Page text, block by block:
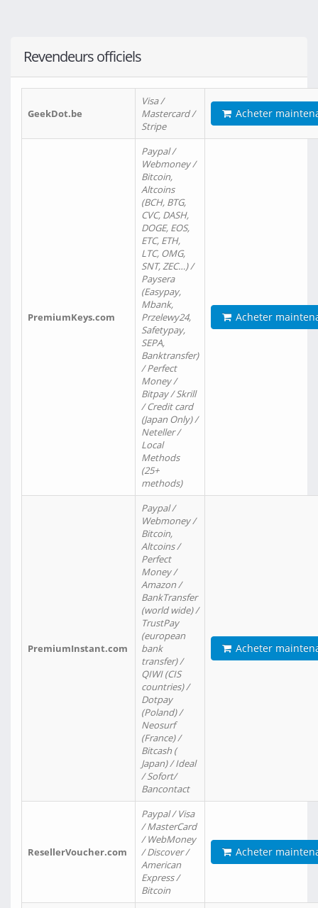
Revendeurs officiels
GeekDot.be
Visa /
Mastercard /
Stripe
Acheter
PremiumKeys.com
Paypal /
Webmoney /
Bitcoin,
Altcoins
(BCH, BTG,
CVC, DASH,
DOGE, EOS,
ETC, ETH,
LTC, OMG,
SNT, ZEC…) /
Paysera
(Easypay,
Mbank,
Przelewy24,
Safetypay,
SEPA,
Banktransfer)
/ Perfect
Money /
Bitpay / Skrill
/ Credit card
(Japan Only) /
Neteller /
Local
Methods
(25+
methods)
Acheter
PremiumInstant.com
Paypal /
Webmoney /
Bitcoin,
Altcoins /
Perfect
Money /
Amazon /
BankTransfer
(world wide) /
TrustPay
(european
bank
transfer) /
QIWI (CIS
countries) /
Dotpay
(Poland) /
Neosurf
(France) /
Bitcash (
Japan) / Ideal
/ Sofort/
Bancontact
Acheter
ResellerVoucher.com
Paypal / Visa
/ MasterCard
/ WebMoney
/ Discover /
American
Express /
Bitcoin
Acheter